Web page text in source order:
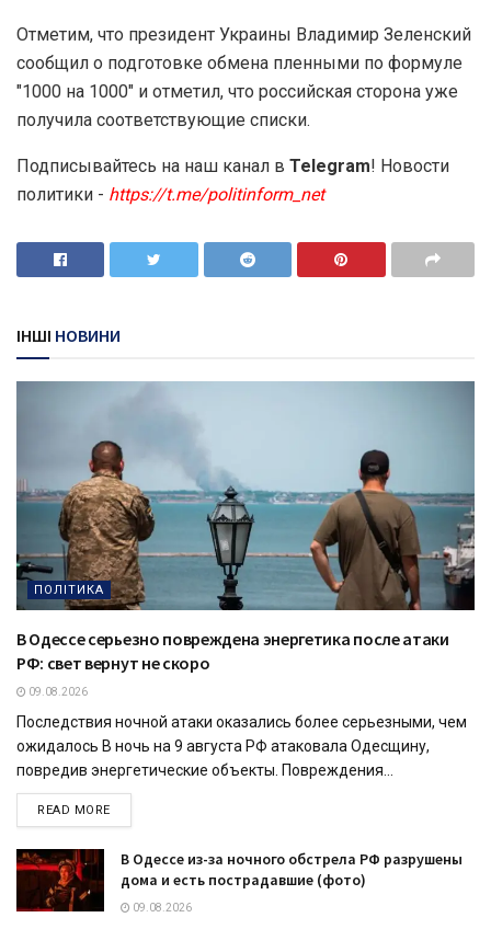
Отметим, что президент Украины Владимир Зеленский
сообщил о подготовке обмена пленными по формуле
"1000 на 1000" и отметил, что российская сторона уже
получила соответствующие списки.
Подписывайтесь на наш канал в Telegram! Новости
политики - https://t.me/politinform_net
ІНШІ НОВИНИ
ПОЛІТИКА
В Одессе серьезно повреждена энергетика после атаки
РФ: свет вернут не скоро
09.08.2026
Последствия ночной атаки оказались более серьезными, чем
ожидалось В ночь на 9 августа РФ атаковала Одесщину,
повредив энергетические объекты. Повреждения...
READ MORE
В Одессе из-за ночного обстрела РФ разрушены
дома и есть пострадавшие (фото)
09.08.2026